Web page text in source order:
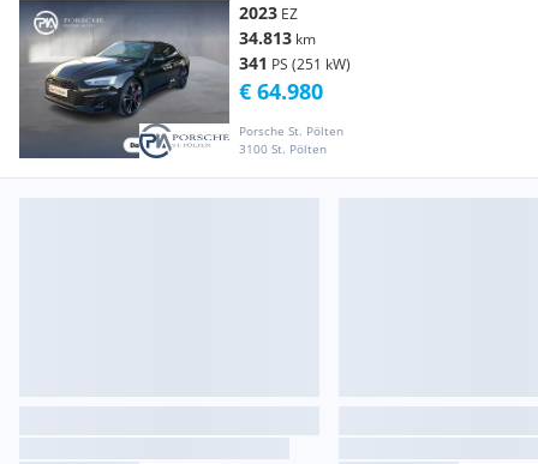
2023 EZ
34.813 km
341 PS (251 kW)
Porsche St. Pölten
3100 St. Pölten
€ 64.980